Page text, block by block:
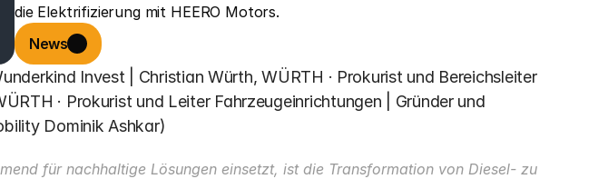
die Elektrifizierung mit HEERO Motors.
News
Invest | Christian Würth, WÜRTH · Prokurist und Bereichsleiter
· Prokurist und Leiter Fahrzeugeinrichtungen | Gründer und
Dominik Ashkar)
für nachhaltige Lösungen einsetzt, ist die Transformation von Diesel- zu